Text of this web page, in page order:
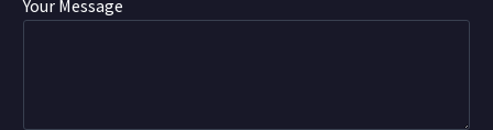
Your Message